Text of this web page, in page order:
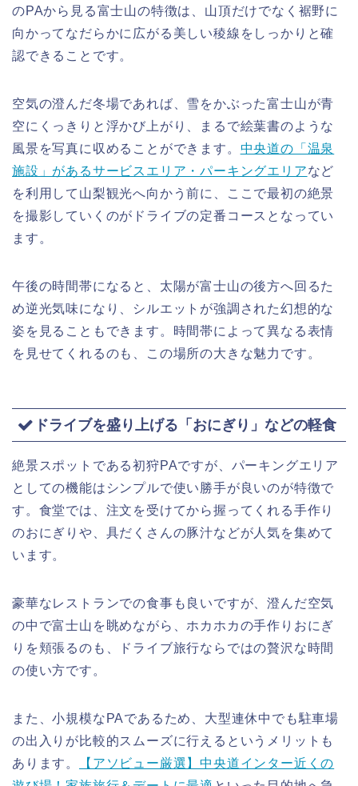
のPAから見る富士山の特徴は、山頂だけでなく裾野に
向かってなだらかに広がる美しい稜線をしっかりと確
認できることです。
空気の澄んだ冬場であれば、雪をかぶった富士山が青
空にくっきりと浮かび上がり、まるで絵葉書のような
風景を写真に収めることができます。 中央道の「温泉
施設」があるサービスエリア・パーキングエリアなど
を利用して山梨観光へ向かう前に、ここで最初の絶景
を撮影していくのがドライブの定番コースとなってい
ます。
午後の時間帯になると、太陽が富士山の後方へ回るた
め逆光気味になり、シルエットが強調された幻想的な
姿を見ることもできます。時間帯によって異なる表情
を見せてくれるのも、この場所の大きな魅力です。
ドライブを盛り上げる「おにぎり」などの軽食
絶景スポットである初狩PAですが、パーキングエリア
としての機能はシンプルで使い勝手が良いのが特徴で
す。食堂では、注文を受けてから握ってくれる手作り
のおにぎりや、具だくさんの豚汁などが人気を集めて
います。
豪華なレストランでの食事も良いですが、澄んだ空気
の中で富士山を眺めながら、ホカホカの手作りおにぎ
りを頬張るのも、ドライブ旅行ならではの贅沢な時間
の使い方です。
また、小規模なPAであるため、大型連休中でも駐車場
の出入りが比較的スムーズに行えるというメリットも
あります。
【アソビュー厳選】中央道インター近くの